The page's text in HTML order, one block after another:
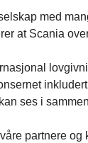
med
at Scania
ses i
partnere